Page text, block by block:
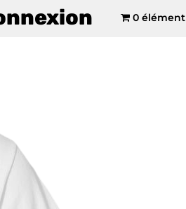
0 élément